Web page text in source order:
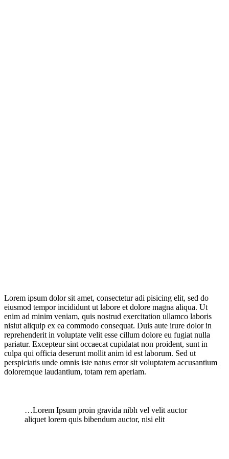
Lorem ipsum dolor sit amet, consectetur adi pisicing elit, sed do
eiusmod tempor incididunt ut labore et dolore magna aliqua. Ut
enim ad minim veniam, quis nostrud exercitation ullamco laboris
nisiut aliquip ex ea commodo consequat. Duis aute irure dolor in
reprehenderit in voluptate velit esse cillum dolore eu fugiat nulla
pariatur. Excepteur sint occaecat cupidatat non proident, sunt in
culpa qui officia deserunt mollit anim id est laborum. Sed ut
perspiciatis unde omnis iste natus error sit voluptatem accusantium
doloremque laudantium, totam rem aperiam.
…Lorem Ipsum proin gravida nibh vel velit auctor
aliquet lorem quis bibendum auctor, nisi elit